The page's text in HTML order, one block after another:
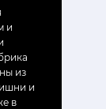
и
из
и
в